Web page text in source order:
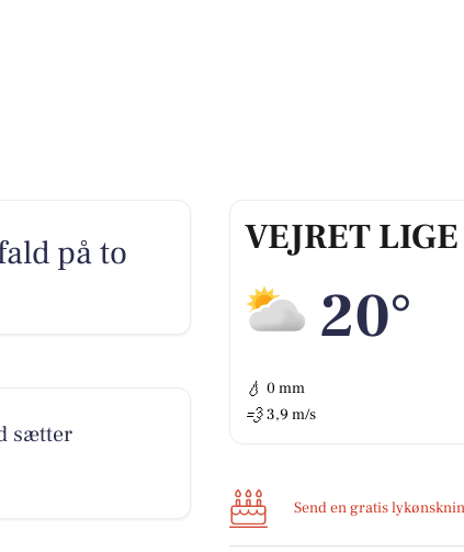
VEJRET
20°
💧 0 mm
💨 3,9 m/s
Send en gratis
på to
sætter